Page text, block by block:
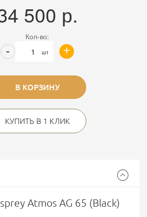
500 р.
Кол-во:
шт +
-
В КОРЗИНУ
КУПИТЬ В 1 КЛИК
Atmos AG 65 (Black)